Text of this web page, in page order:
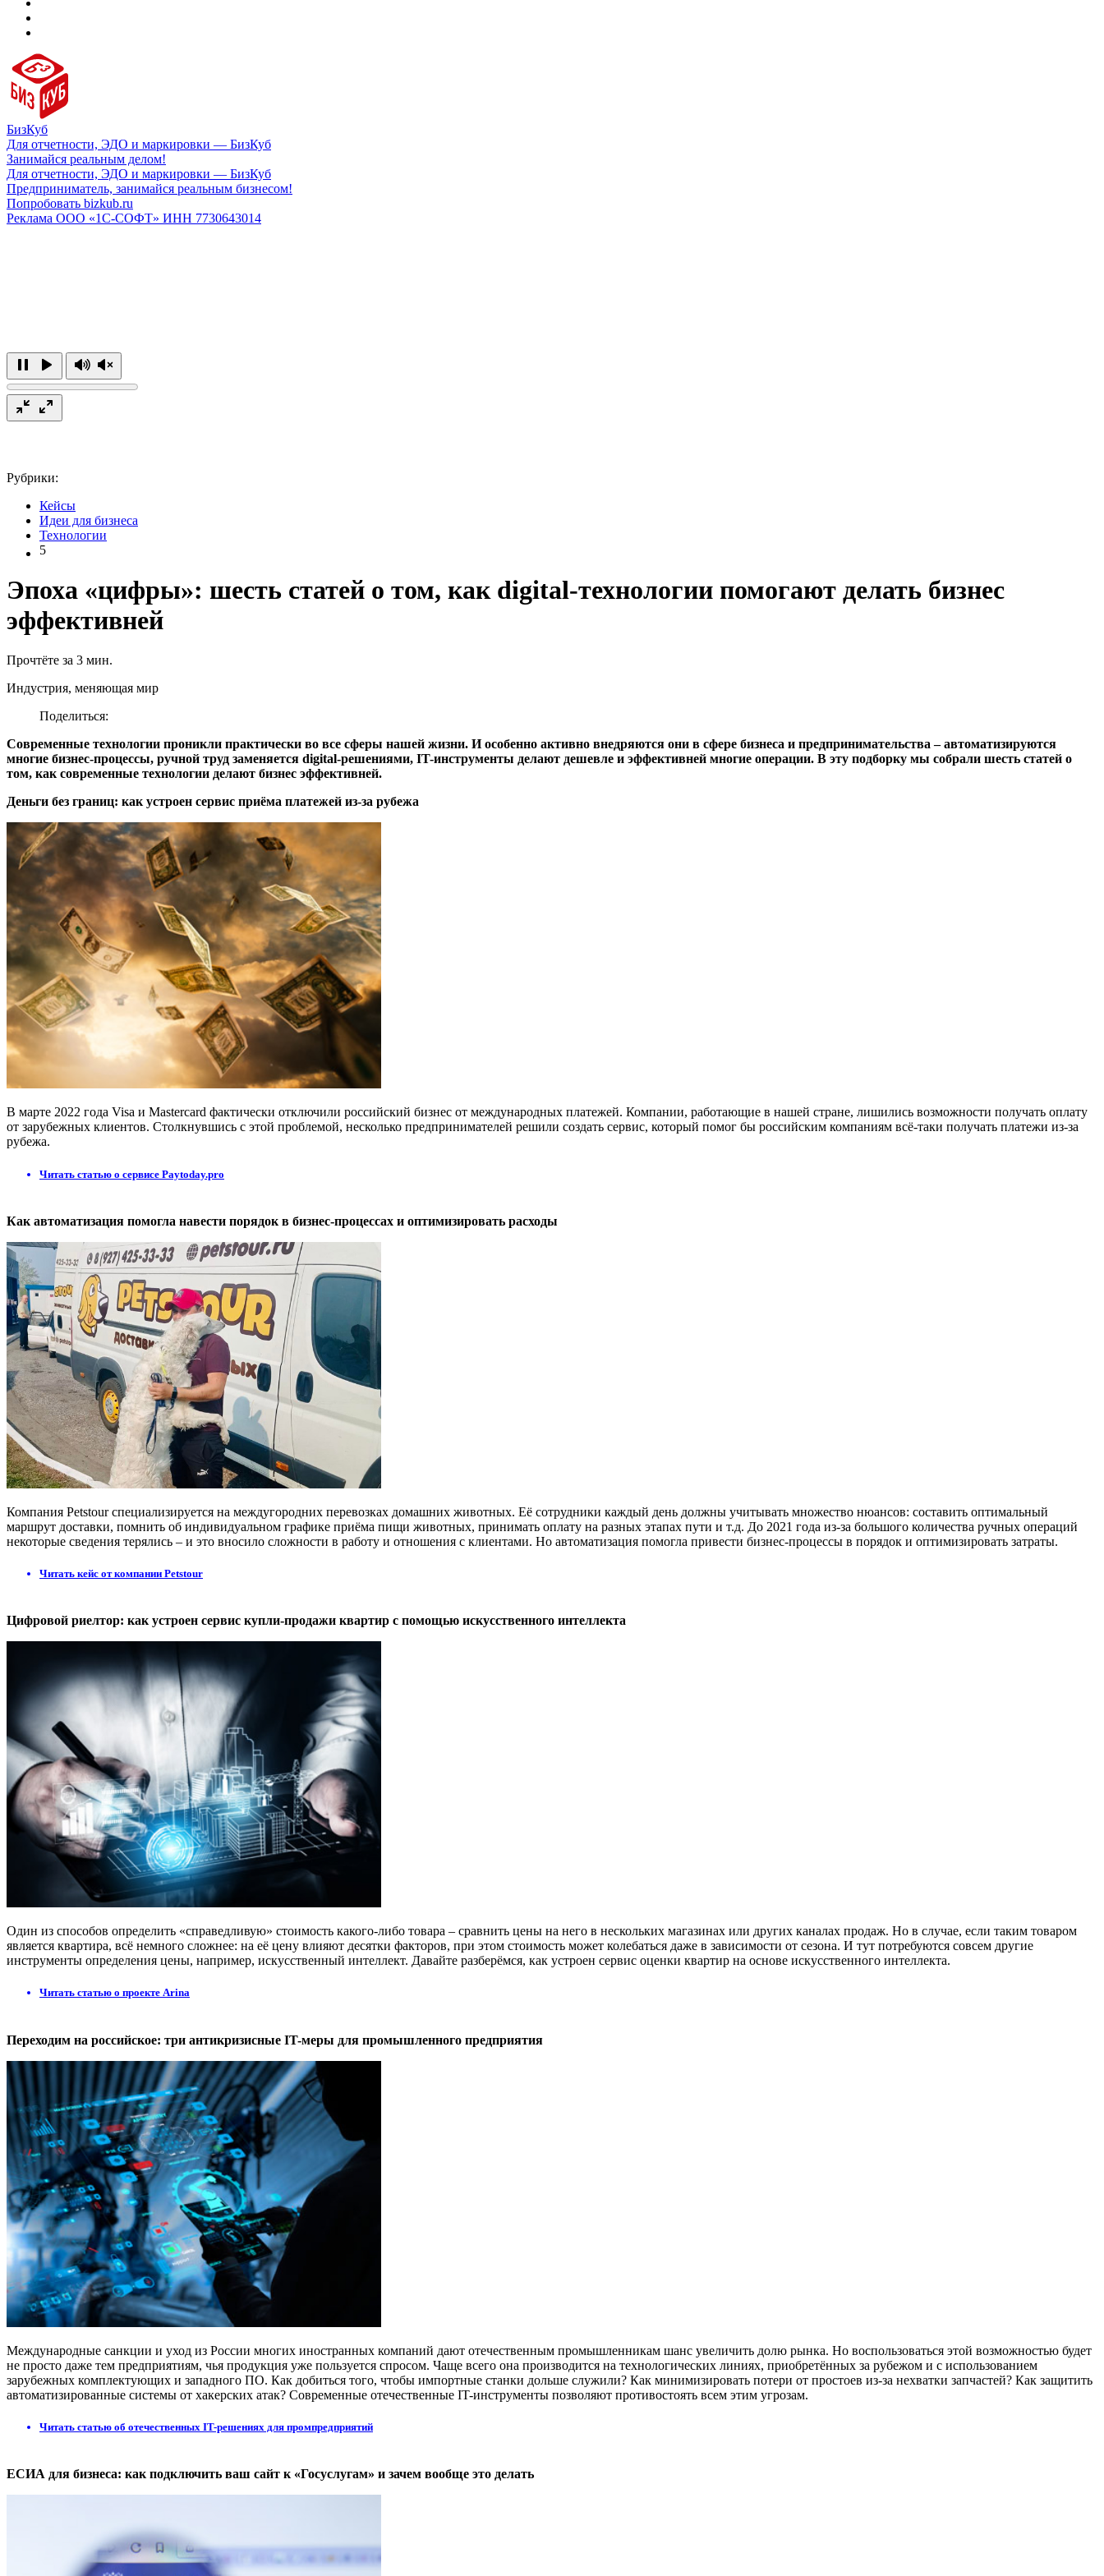
БизКуб
Для отчетности, ЭДО и маркировки — БизКуб
Занимайся реальным делом!
Для отчетности, ЭДО и маркировки — БизКуб
Предприниматель, занимайся реальным бизнесом!
Попробовать bizkub.ru
Реклама ООО «1С-СОФТ» ИНН 7730643014
Рубрики:
Кейсы
Идеи для бизнеса
Технологии
5
Эпоха «цифры»: шесть статей о том, как digital-технологии помогают делать бизнес
эффективней
Прочтёте за 3 мин.
Индустрия, меняющая мир
Поделиться:
Современные технологии проникли практически во все сферы нашей жизни. И особенно активно внедряются они в сфере бизнеса и предпринимательства – автоматизируются
многие бизнес-процессы, ручной труд заменяется digital-решениями, IT-инструменты делают дешевле и эффективней многие операции. В эту подборку мы собрали шесть статей о
том, как современные технологии делают бизнес эффективней.
Деньги без границ: как устроен сервис приёма платежей из-за рубежа
В марте 2022 года Visa и Mastercard фактически отключили российский бизнес от международных платежей. Компании, работающие в нашей стране, лишились возможности получать оплату
от зарубежных клиентов. Столкнувшись с этой проблемой, несколько предпринимателей решили создать сервис, который помог бы российским компаниям всё-таки получать платежи из-за
рубежа.
Читать статью о сервисе Paytoday.pro
Как автоматизация помогла навести порядок в бизнес-процессах и оптимизировать расходы
Компания Petstour специализируется на междугородних перевозках домашних животных. Её сотрудники каждый день должны учитывать множество нюансов: составить оптимальный
маршрут доставки, помнить об индивидуальном графике приёма пищи животных, принимать оплату на разных этапах пути и т.д. До 2021 года из-за большого количества ручных операций
некоторые сведения терялись – и это вносило сложности в работу и отношения с клиентами. Но автоматизация помогла привести бизнес-процессы в порядок и оптимизировать затраты.
Читать кейс от компании Petstour
Цифровой риелтор: как устроен сервис купли-продажи квартир с помощью искусственного интеллекта
Один из способов определить «справедливую» стоимость какого-либо товара – сравнить цены на него в нескольких магазинах или других каналах продаж. Но в случае, если таким товаром
является квартира, всё немного сложнее: на её цену влияют десятки факторов, при этом стоимость может колебаться даже в зависимости от сезона. И тут потребуются совсем другие
инструменты определения цены, например, искусственный интеллект. Давайте разберёмся, как устроен сервис оценки квартир на основе искусственного интеллекта.
Читать статью о проекте Arina
Переходим на российское: три антикризисные IT-меры для промышленного предприятия
Международные санкции и уход из России многих иностранных компаний дают отечественным промышленникам шанс увеличить долю рынка. Но воспользоваться этой возможностью будет
не просто даже тем предприятиям, чья продукция уже пользуется спросом. Чаще всего она производится на технологических линиях, приобретённых за рубежом и с использованием
зарубежных комплектующих и западного ПО. Как добиться того, чтобы импортные станки дольше служили? Как минимизировать потери от простоев из-за нехватки запчастей? Как защитить
автоматизированные системы от хакерских атак? Современные отечественные IT-инструменты позволяют противостоять всем этим угрозам.
Читать статью об отечественных IT-решениях для промпредприятий
ЕСИА для бизнеса: как подключить ваш сайт к «Госуслугам» и зачем вообще это делать